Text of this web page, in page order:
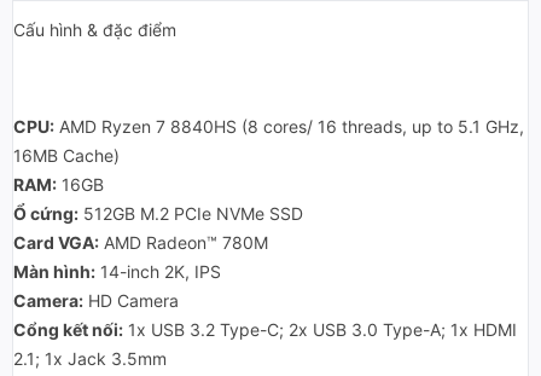
Cấu hình & đặc điểm
CPU: AMD Ryzen 7 8840HS (8 cores/ 16 threads, up to 5.1 GHz,
16MB Cache)
RAM: 16GB
Ổ cứng: 512GB M.2 PCIe NVMe SSD
Card VGA: AMD Radeon™ 780M
Màn hình: 14-inch 2K, IPS
Camera: HD Camera
Cổng kết nối: 1x USB 3.2 Type-C; 2x USB 3.0 Type-A; 1x HDMI
2.1; 1x Jack 3.5mm